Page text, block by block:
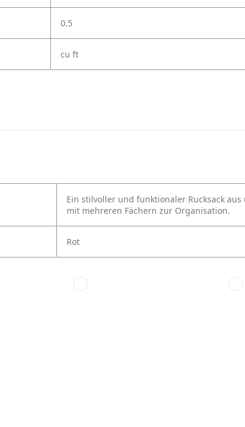
0.5
cu ft
Ein stilvoller und funktionaler Rucksack
mit mehreren Fächern zur Organisation.
Rot